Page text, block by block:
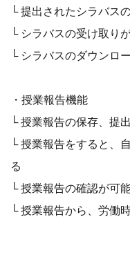
└ 提出されたシラバス
└ シラバスの受け取り
└ シラバスのダウンロ
・授業報告機能
└ 授業報告の保存、提
└ 授業報告をすると、
る
└ 授業報告の確認が可
└ 授業報告から、労働